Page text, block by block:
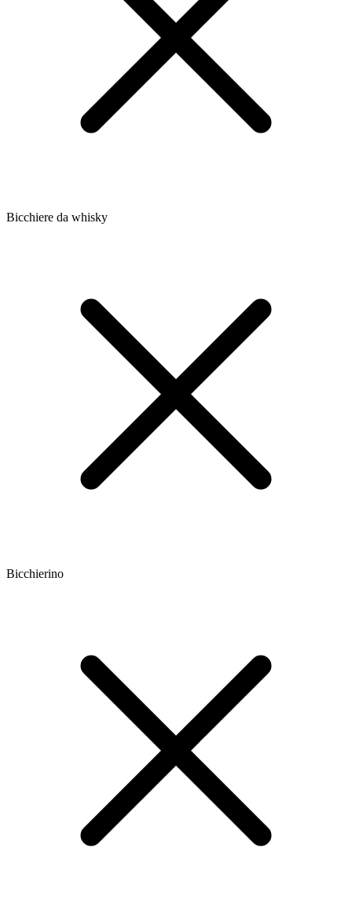
Bicchiere da whisky
Bicchierino